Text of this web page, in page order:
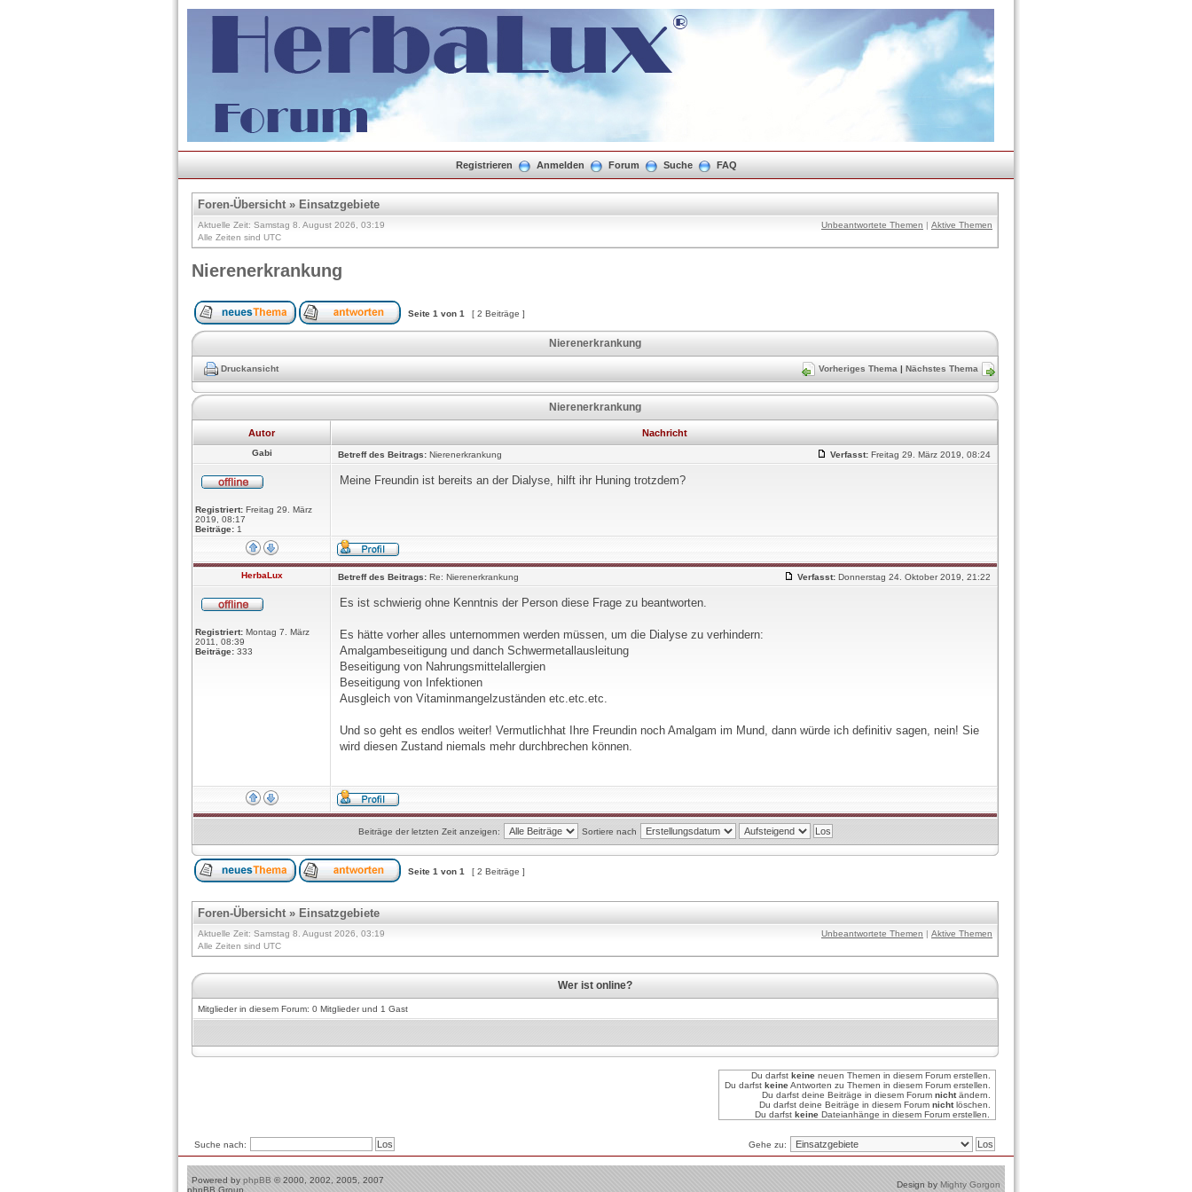
Registrieren Anmelden Forum Suche FAQ
Foren-Übersicht» Einsatzgebiete
Aktuelle Zeit: Samstag 8. August 2026, 03:19
Alle Zeiten sind UTC
Unbeantwortete Themen | Aktive Themen
Nierenerkrankung
Seite 1 von 1 [ 2 Beiträge ]
Nierenerkrankung
Druckansicht Vorheriges Thema | Nächstes Thema
Nierenerkrankung
Autor Nachricht
Gabi Betreff des Beitrags: Nierenerkrankung Verfasst: Freitag 29. März 2019, 08:24
Registriert: Freitag 29. März
2019, 08:17
Beiträge: 1
Meine Freundin ist bereits an der Dialyse, hilft ihr Huning trotzdem?
HerbaLux Betreff des Beitrags: Re: Nierenerkrankung Verfasst: Donnerstag 24. Oktober 2019, 21:22
Registriert: Montag 7. März
2011, 08:39
Beiträge: 333
Es ist schwierig ohne Kenntnis der Person diese Frage zu beantworten.
Es hätte vorher alles unternommen werden müssen, um die Dialyse zu verhindern:
Amalgambeseitigung und danch Schwermetallausleitung
Beseitigung von Nahrungsmittelallergien
Beseitigung von Infektionen
Ausgleich von Vitaminmangelzuständen etc.etc.etc.
Und so geht es endlos weiter! Vermutlichhat Ihre Freundin noch Amalgam im Mund, dann würde ich definitiv sagen, nein! Sie
wird diesen Zustand niemals mehr durchbrechen können.
Beiträge der letzten Zeit anzeigen: Sortiere nach
Seite 1 von 1 [ 2 Beiträge ]
Foren-Übersicht» Einsatzgebiete
Aktuelle Zeit: Samstag 8. August 2026, 03:19
Alle Zeiten sind UTC
Unbeantwortete Themen | Aktive Themen
Wer ist online?
Mitglieder in diesem Forum: 0 Mitglieder und 1 Gast
Du darfst keine neuen Themen in diesem Forum erstellen.
Du darfst keineAntworten zu Themen in diesem Forum erstellen.
Du darfst deine Beiträge in diesem Forum nichtändern.
Du darfst deine Beiträge in diesem Forum nichtlöschen.
Du darfst keine Dateianhänge in diesem Forum erstellen.
Suche nach: Gehe zu:
Powered by phpBB © 2000, 2002, 2005, 2007
phpBB Group
Design by Mighty Gorgon